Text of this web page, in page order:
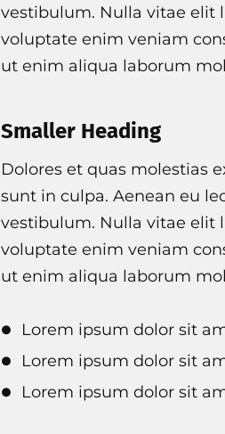
vestibulum. Nulla vitae elit
voluptate enim veniam
ut enim aliqua laborum
Smaller Heading
Dolores et quas molestias
sunt in culpa. Aenean eu
vestibulum. Nulla vitae elit
voluptate enim veniam
ut enim aliqua laborum
Lorem ipsum dolor sit
Lorem ipsum dolor sit
Lorem ipsum dolor sit